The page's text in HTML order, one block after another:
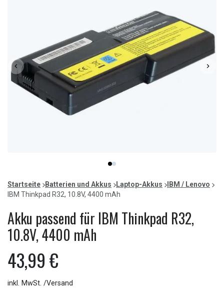
item
0
item
1
of
2
Startseite Batterien und Akkus Laptop-Akkus
IBM / Lenovo
IBM Thinkpad R32, 10.8V, 4400 mAh
Akku passend für IBM Thinkpad R32,
10.8V, 4400 mAh
43,99 €
inkl. MwSt. /Versand